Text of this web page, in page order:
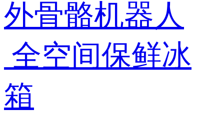
外骨骼机器人
全空间保鲜冰
箱